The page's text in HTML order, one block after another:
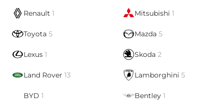
Renault 1 Mitsubishi 1
Toyota 5 Mazda 5
Lexus 1 Skoda 2
Land Rover 13 Lamborghini 5
BYD 1 Bentley 1